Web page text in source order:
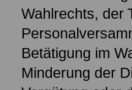
Wahlrechts, der
Betätigung im
Minderung der